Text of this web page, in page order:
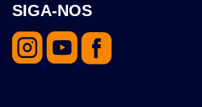
SIGA-NOS